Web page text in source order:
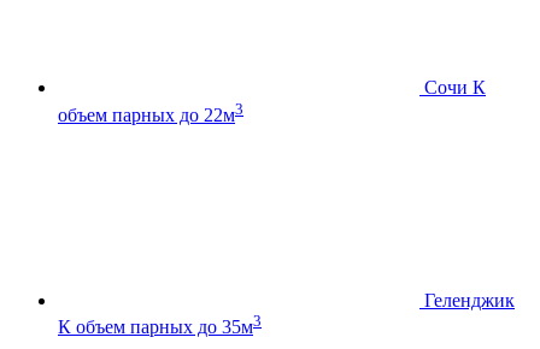
Сочи К
объем парных до 22м3
Геленджик
К объем парных до 35м3